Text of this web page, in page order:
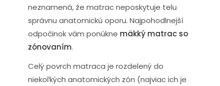
neznamená, že matrac neposkytuje telu
správnu anatomickú oporu. Najpohodlnejší
odpočinok vám ponúkne mäkký matrac so
zónovaním.
Celý povrch matraca je rozdelený do
niekoľkých anatomických zón (najviac ich je